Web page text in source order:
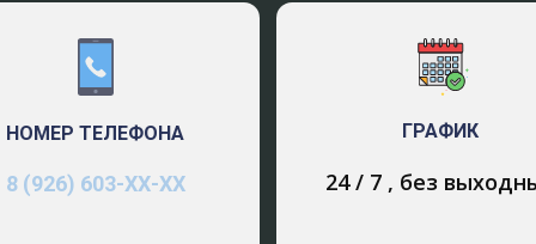
диэтилового эфира: (C 2 H 5 O) 2 SO 2 + C 2 H 5
2 SO 2 + H 2 O C 2 H 5 OC 2 H 5 + H 2 SO 4. Главным
с прямой гидратацией является возможность
метод сернокислой гидратации имеет ряд
НОМЕР ТЕЛЕФОНА
8 (926) 603-ХХ-ХХ
ГРАФИК
24 / 7 , без